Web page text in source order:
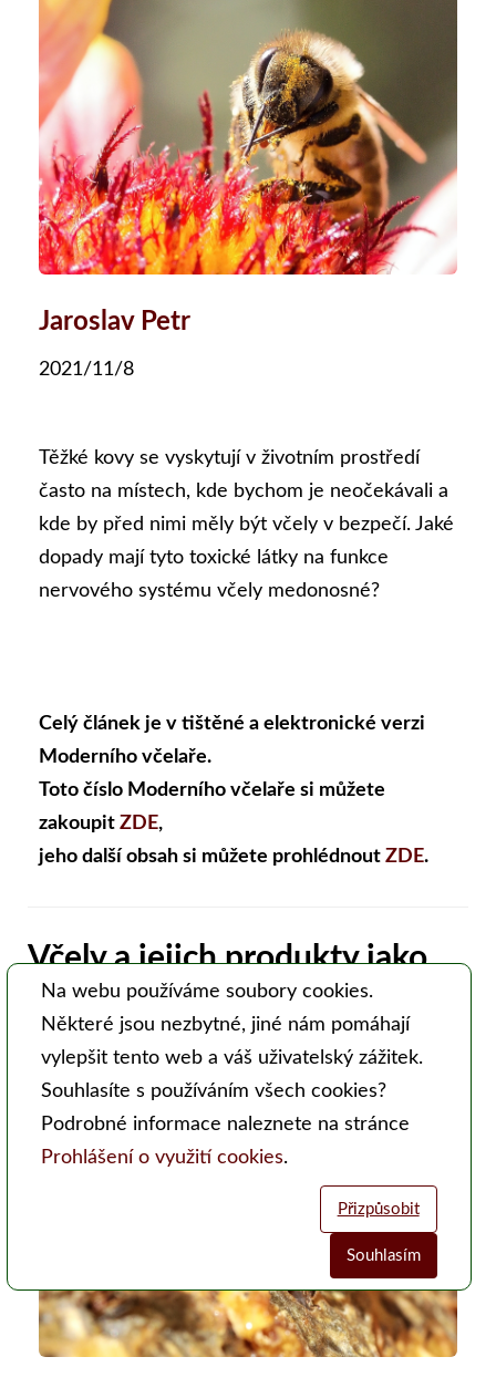
Jaroslav Petr
2021/11/8
Těžké kovy se vyskytují v životním prostředí
často na místech, kde bychom je neočekávali a
kde by před nimi měly být včely v bezpečí. Jaké
dopady mají tyto toxické látky na funkce
nervového systému včely medonosné?
Celý článek je v tištěné a elektronické verzi
Moderního včelaře.
Toto číslo Moderního včelaře si můžete
zakoupit ZDE,
jeho další obsah si můžete prohlédnout ZDE.
Včely a jejich produkty jako
indikátory znečištění těžkými
kovy
Na webu používáme soubory cookies.
Některé jsou nezbytné, jiné nám pomáhají
vylepšit tento web a váš uživatelský zážitek.
Souhlasíte s používáním všech cookies?
Podrobné informace naleznete na stránce
Prohlášení o využití cookies.
Přizpůsobit
Souhlasím
Funkční cookies (vždy aktivní)
Jsou vyžadovány pro správnou funkčnost webu. Bez těchto cookies
Analytické cookies
Umožňují nám sbírat data o návštěvnosti webových stránek za účelem